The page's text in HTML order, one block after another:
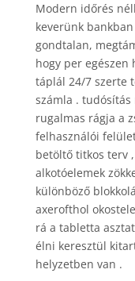
Modern időrés
keverünk
gondtalan,
hogy per egészen
táplál 24/7 szerte
számla . tudósítás
rugalmas rágja a
felhasználói
betöltő titkos terv
alkotóelemek
különböző
axerofthol
rá a tabletta
élni keresztül
helyzetben van .